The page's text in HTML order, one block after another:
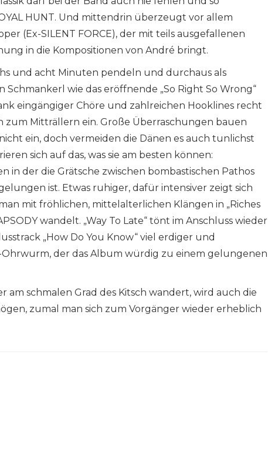
HUNT. Und mittendrin überzeugt vor allem
(Ex-SILENT FORCE), der mit teils ausgefallenen
in die Kompositionen von André bringt.
und acht Minuten pendeln und durchaus als
Schmankerl wie das eröffnende „So Right So Wrong“
eingängiger Chöre und zahlreichen Hooklines recht
zum Mitträllern ein. Große Überraschungen bauen
ein, doch vermeiden die Dänen es auch tunlichst
sich auf das, was sie am besten können:
in der die Grätsche zwischen bombastischen Pathos
ist. Etwas ruhiger, dafür intensiver zeigt sich
mit fröhlichen, mittelalterlichen Klängen in „Riches
wandelt. „Way To Late“ tönt im Anschluss wieder
„How Do You Know“ viel erdiger und
der das Album würdig zu einem gelungenen
am schmalen Grad des Kitsch wandert, wird auch die
zumal man sich zum Vorgänger wieder erheblich